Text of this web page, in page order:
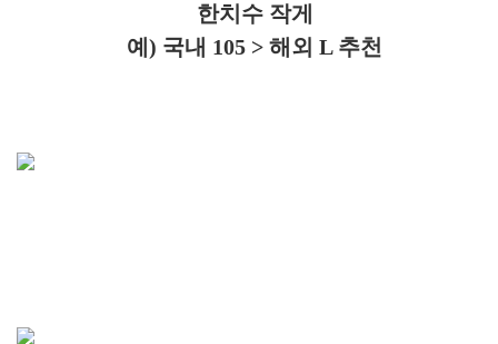
한치수 작게
예) 국내 105 > 해외 L 추천